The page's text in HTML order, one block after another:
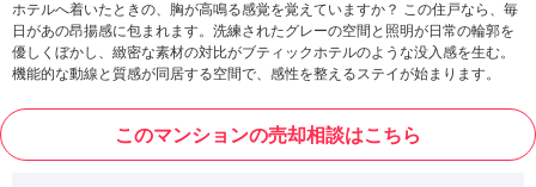
ホテルへ着いたときの、胸が高鳴る感覚を覚えていますか？ この住戸なら、毎
日があの昂揚感に包まれます。洗練されたグレーの空間と照明が日常の輪郭を
優しくぼかし、緻密な素材の対比がブティックホテルのような没入感を生む。
機能的な動線と質感が同居する空間で、感性を整えるステイが始まります。
このマンションの売却相談はこちら